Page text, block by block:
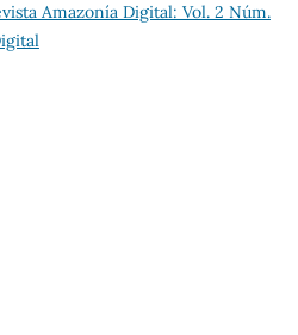
Amazonía Digital: Vol. 2 Núm.